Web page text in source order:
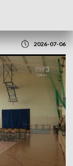
2026-07-06